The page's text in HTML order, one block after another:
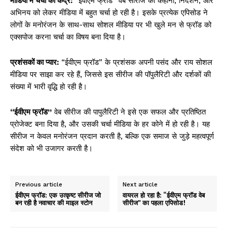
अभिनय को लेकर मीडिया में बहुत चर्चा हो रही है। इसके प्रत्येक एपिसोड ने
लोगों के मनोरंजन के साथ-साथ सोशल मीडिया पर भी खुले मन से फ्रॉड को
एक्सपोज करना चर्चा का विषय बना दिया है।
प्रशंसकों का प्यार: “ईवीएम फ्रॉड” के प्रशंसक अपनी पसंद और राय सोशल
मीडिया पर साझा कर रहे हैं, जिससे इस सीरीज की पॉपुलैरिटी और दर्शकों की
संख्या में भारी वृद्धि हो रही है।
“ईवीएम फ्रॉड” वेब सीरीज की पापुलैरिटी ने इसे एक सफल और प्रतिष्ठित
प्रोजेक्ट बना दिया है, और उसकी चर्चा मीडिया के हर कोने में हो रही है। यह
सीरीज न केवल मनोरंजन प्रदान करती है, बल्कि एक समाज से जुड़े महत्वपूर्ण
संदेश को भी उजागर करती है।
Previous article
ईवीएम फ्रॉड: एक उत्कृष्ट सीरीज जो
बन रही है नवाचार की माइल स्टोन
Next article
वायरल हो रहा है: “ईवीएम फ्रॉड वेब
सीरीज” का पहला एपिसोड!